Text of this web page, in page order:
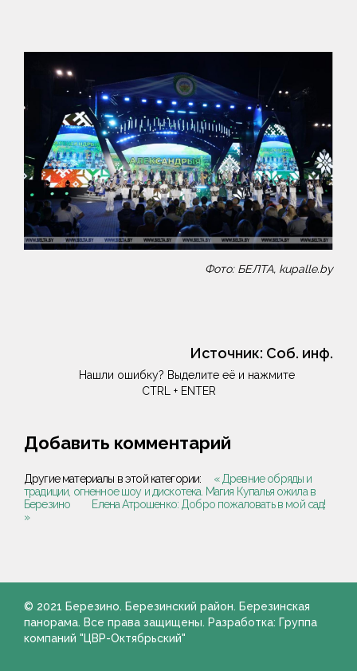
Фото: БЕЛТА, kupalle.by
Источник: Соб. инф.
Нашли ошибку? Выделите её и нажмите
CTRL + ENTER
Добавить комментарий
Другие материалы в этой категории:
« Древние обряды и
традиции, огненное шоу и дискотека. Магия Купалья ожила в
Березино
Елена Атрошенко: Добро пожаловать в мой сад!
»
© 2021 Березино. Березинский район. Березинская
панорама. Все права защищены. Разработка: Группа
компаний "ЦВР-Октябрьский"